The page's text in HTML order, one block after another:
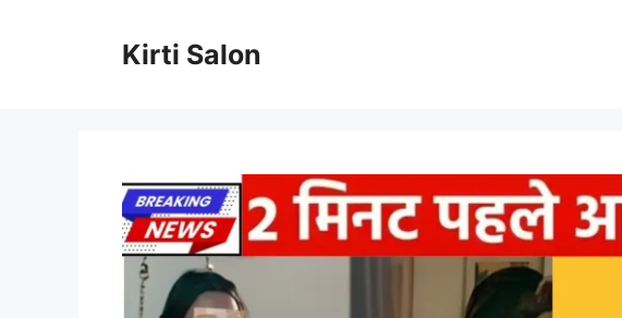
Kirti Salon